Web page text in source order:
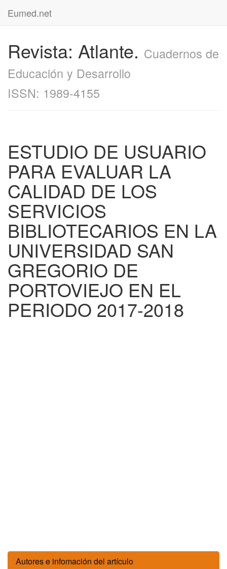
Eumed.net
Revista: Atlante. Cuadernos de
Educación y Desarrollo
ISSN: 1989-4155
ESTUDIO DE USUARIO
PARA EVALUAR LA
CALIDAD DE LOS
SERVICIOS
BIBLIOTECARIOS EN LA
UNIVERSIDAD SAN
GREGORIO DE
PORTOVIEJO EN EL
PERIODO 2017-2018
Autores e infomación del artículo